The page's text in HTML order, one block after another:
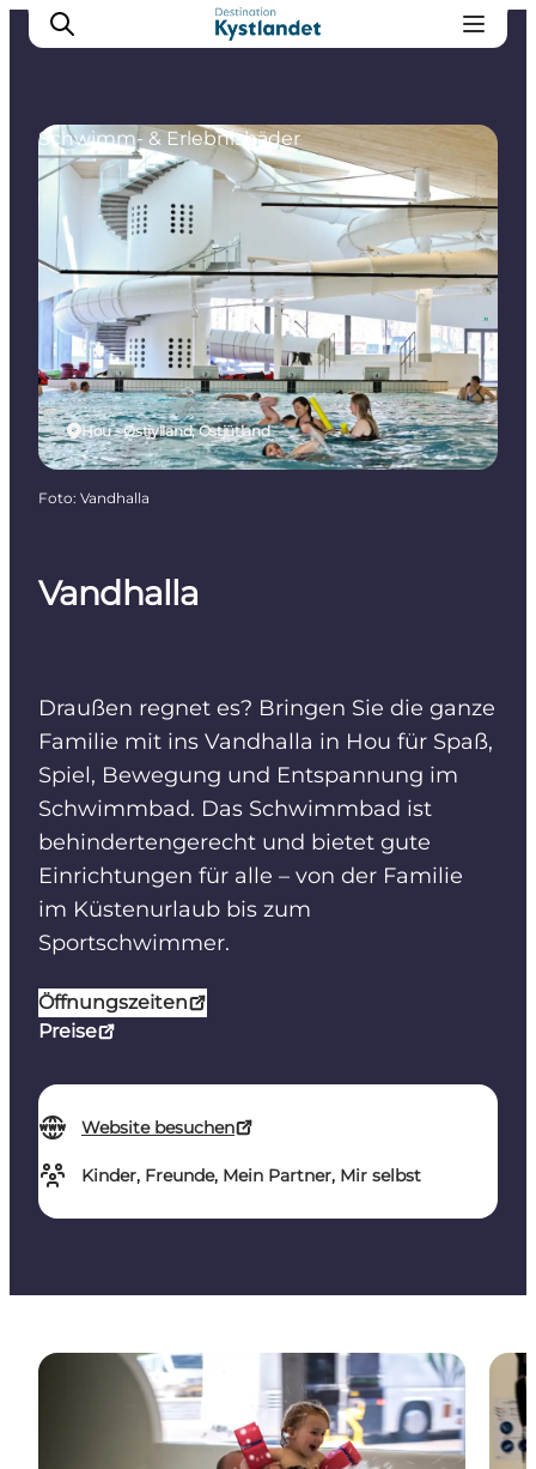
Erlebnisse
Städte
Unterkünfte
Camping
Vandhalla
Draußen regnet es? Bringen Sie die ganze
Familie mit ins Vandhalla in Hou für Spaß,
Spiel, Bewegung und Entspannung im
Schwimmbad. Das Schwimmbad ist
behindertengerecht und bietet gute
Einrichtungen für alle – von der Familie
im Küstenurlaub bis zum
Sportschwimmer.
Öffnungszeiten
Preise
Website besuchen
Kinder, Freunde, Mein Partner, Mir selbst
Hou - Østjylland, Ostjütland
Schwimm- & Erlebnisbäder
Foto: Vandhalla